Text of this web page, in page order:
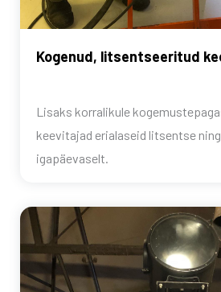
Kogenud, litsentseeritud
Lisaks korralikule
keevitajad erialaseid litsentse
igapäevaselt.